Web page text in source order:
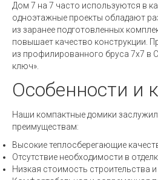
Дом 7 на 7 часто используются в
одноэтажные проекты обладают
из заранее подготовленных
повышает качество конструкции.
из профилированного бруса 7х7 в
ключ».
Особенности и
Наши компактные домики
преимуществам:
Высокие теплосберегающие
Отсутствие необходимости в
Низкая стоимость строительства